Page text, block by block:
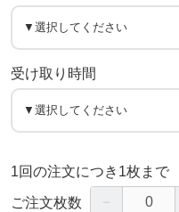
受け取り時間
1回の注文につき1枚まで
ご注文枚数 －